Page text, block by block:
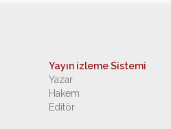
Yayın izleme Sistemi
Yazar
Hakem
Editör